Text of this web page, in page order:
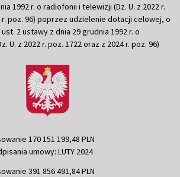
1992 r. o radiofonii i telewizji (Dz. U. z 2022 r.
r. poz. 96) poprzez udzielenie dotacji celowej, o
2 ustawy z dnia 29 grudnia 1992 r. o
U. z 2022 r. poz. 1722 oraz z 2024 r. poz. 96)
170 151 199,48 PLN
umowy: LUTY 2024
391 856 491,84 PLN